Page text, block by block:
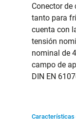
Conector
tanto para
cuenta con
tensión
nominal de
campo de
DIN EN
Características